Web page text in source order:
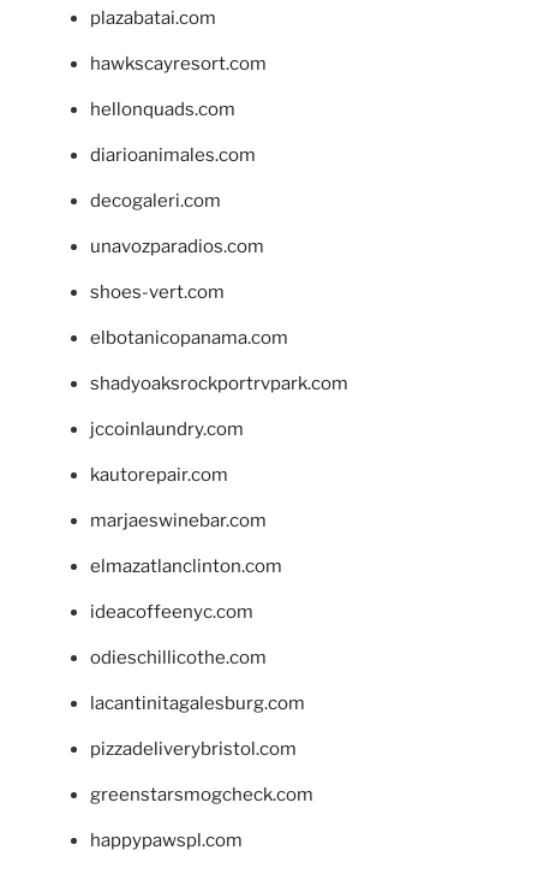
plazabatai.com
hawkscayresort.com
hellonquads.com
diarioanimales.com
decogaleri.com
unavozparadios.com
shoes-vert.com
elbotanicopanama.com
shadyoaksrockportrvpark.com
jccoinlaundry.com
kautorepair.com
marjaeswinebar.com
elmazatlanclinton.com
ideacoffeenyc.com
odieschillicothe.com
lacantinitagalesburg.com
pizzadeliverybristol.com
greenstarsmogcheck.com
happypawspl.com